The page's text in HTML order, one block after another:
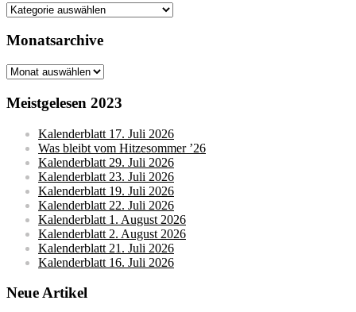
Kategorien
Monatsarchive
Monatsarchive
Meistgelesen 2023
Kalenderblatt 17. Juli 2026
Was bleibt vom Hitzesommer ’26
Kalenderblatt 29. Juli 2026
Kalenderblatt 23. Juli 2026
Kalenderblatt 19. Juli 2026
Kalenderblatt 22. Juli 2026
Kalenderblatt 1. August 2026
Kalenderblatt 2. August 2026
Kalenderblatt 21. Juli 2026
Kalenderblatt 16. Juli 2026
Neue Artikel